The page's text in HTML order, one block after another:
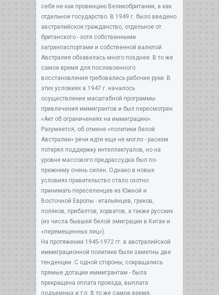
себя не как провинцию Великобритании, а как
отдельное государство. В 1949 г. было введено
австралийское гражданство, отдельное от
британского - хотя собственными
загранпаспортами и собственной валютой
Австралия обзавелась много позднее. В то же
самое время для послевоенного
восстановления требовались рабочие руки. В
этих условиях в 1947 г. началось
осуществление масштабной программы
привлечения иммигрантов и был пересмотрен
«Акт об ограничениях на иммиграцию».
Разумеется, об отмене «политики белой
Австралии» речи идти еще не могло - расизм
потерял поддержку интеллектуалов, но на
уровне массового предрассудка был по-
прежнему очень силен. Однако в новых
условиях правительство стало охотно
принимать переселенцев из Южной и
Восточной Европы - итальянцев, греков,
поляков, прибалтов, хорватов, а также русских
(из числа бывшей белой эмиграции в Китае и
«перемещенных лиц»).
На протяжении 1945-1972 гг. в австралийской
иммиграционной политике были заметны две
тенденции. С одной стороны, сокращались
прямые дотации иммигрантам - была
прекращена оплата проезда, выплата
подъемных и т.п. В то же самое время,